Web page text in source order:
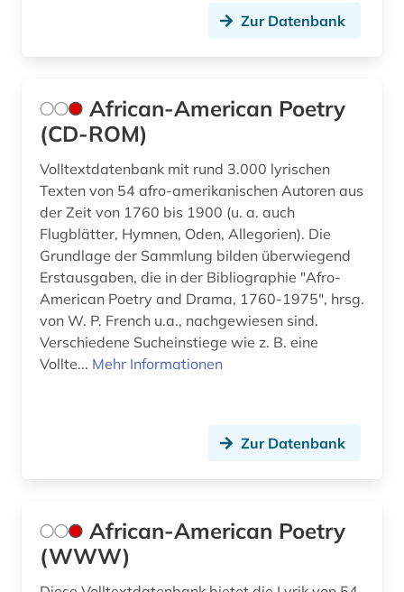
geschichte 1789-1865 (1)
geschichte 1790-1920 (1)
geschichte 1800-2010 (1)
geschichte 1821-1837 (1)
geschichte 1832-1901 (1)
geschichte 1838-1852 (1)
geschichte 1853-1865 (2)
geschichte 1921-1972 (1)
Zur Datenbank
African-American Poetry
(CD-ROM)
Volltextdatenbank mit rund 3.000 lyrischen
Texten von 54 afro-amerikanischen Autoren aus
der Zeit von 1760 bis 1900 (u. a. auch
Flugblätter, Hymnen, Oden, Allegorien). Die
Grundlage der Sammlung bilden überwiegend
Erstausgaben, die in der Bibliographie "Afro-
American Poetry and Drama, 1760-1975", hrsg.
von W. P. French u.a., nachgewiesen sind.
Verschiedene Sucheinstiege wie z. B. eine
Vollte... Mehr Informationen
Zur Datenbank
African-American Poetry
(WWW)